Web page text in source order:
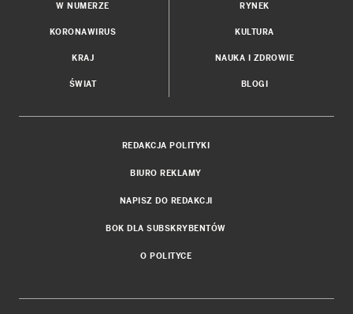
W NUMERZE
KORONAWIRUS
KRAJ
ŚWIAT
RYNEK
KULTURA
NAUKA I ZDROWIE
BLOGI
REDAKCJA POLITYKI
BIURO REKLAMY
NAPISZ DO REDAKCJI
BOK DLA SUBSKRYBENTÓW
O POLITYCE